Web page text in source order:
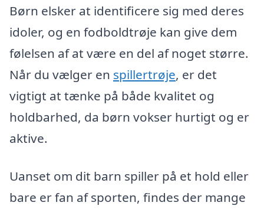
Børn elsker at identificere sig med deres
idoler, og en fodboldtrøje kan give dem
følelsen af at være en del af noget større.
Når du vælger en spillertrøje, er det
vigtigt at tænke på både kvalitet og
holdbarhed, da børn vokser hurtigt og er
aktive.
Uanset om dit barn spiller på et hold eller
bare er fan af sporten, findes der mange